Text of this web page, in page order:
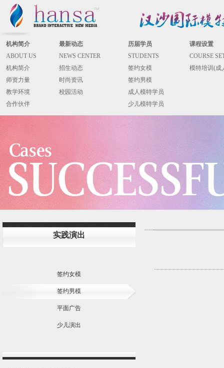
机构简介 最新动态 历届学员
课程设置
ABOUT US
NEWS CENTER STUDENTS
COURSE
机构简介
招生动态 签约女模
模特培训(成
师资力量
时尚资讯
签约男模
教学环境
校园活动
成人模特学员
合作伙伴
少儿模特学员
实践演出
签约女模
签约男模
平面广告
少儿演出